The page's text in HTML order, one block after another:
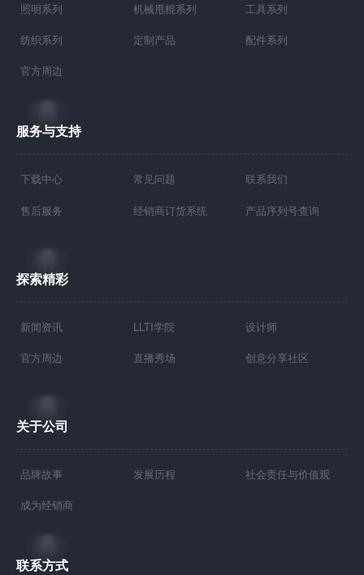
照明系列 机械甩棍系列 工具系列
纺织系列 定制产品 配件系列
官方周边
服务与支持
下载中心 常见问题 联系我们
售后服务 经销商订货系统 产品序列号查询
探索精彩
新闻资讯 LLTI学院 设计师
官方周边 直播秀场 创意分享社区
关于公司
品牌故事 发展历程 社会责任与价值观
成为经销商
联系方式